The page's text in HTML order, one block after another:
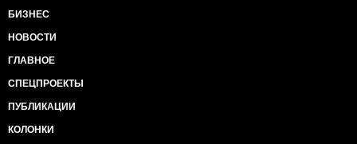
БИЗНЕС
НОВОСТИ
ГЛАВНОЕ
СПЕЦПРОЕКТЫ
ПУБЛИКАЦИИ
КОЛОНКИ